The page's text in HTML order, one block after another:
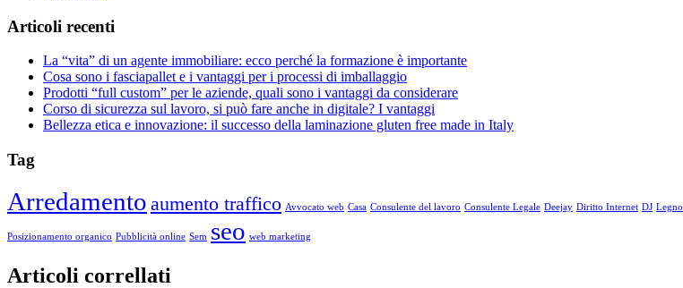
Articoli recenti
La “vita” di un agente immobiliare: ecco perché la formazione è importante
Cosa sono i fasciapallet e i vantaggi per i processi di imballaggio
Prodotti “full custom” per le aziende, quali sono i vantaggi da considerare
Corso di sicurezza sul lavoro, si può fare anche in digitale? I vantaggi
Bellezza etica e innovazione: il successo della laminazione gluten free made in Italy
Tag
Arredamento aumento traffico Avvocato web Casa Consulente del lavoro Consulente Legale Deejay Diritto Internet DJ Legno
Posizionamento organico Pubblicità online Sem seo web marketing
Articoli correllati